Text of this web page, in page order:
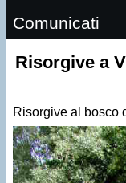
Comunicati
Risorgive a
Risorgive al bosco